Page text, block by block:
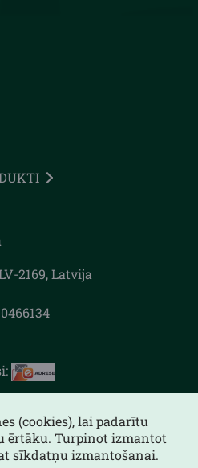
2169, Latvija
(cookies), lai padarītu
ērtāku. Turpinot izmantot
sīkdatņu izmantošanai.